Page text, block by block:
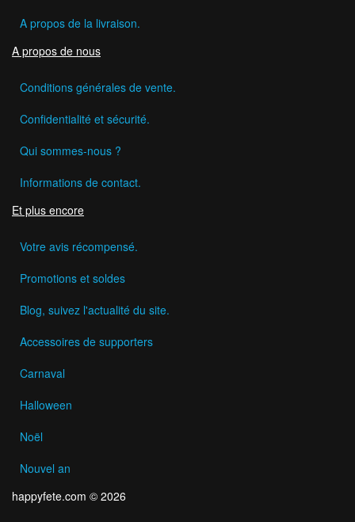
A propos de la livraison.
A propos de nous
Conditions générales de vente.
Confidentialité et sécurité.
Qui sommes-nous ?
Informations de contact.
Et plus encore
Votre avis récompensé.
Promotions et soldes
Blog, suivez l'actualité du site.
Accessoires de supporters
Carnaval
Halloween
Noël
Nouvel an
happyfete.com © 2026